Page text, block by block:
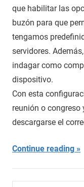
que habilitar las
buzón para que
tengamos
servidores.
indagar como
dispositivo.
Con esta
reunión o congreso
descargarse el
Continue reading